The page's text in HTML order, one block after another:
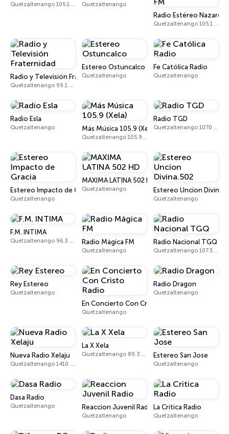
Quetzaltenango 105.1 FM Quetzaltenango
Radio Estéreo
Quetzaltenango 105.1 FM
Radio y Televisión Fraternidad
Quetzaltenango 99.1 FM
Estereo Ostuncalco
Quetzaltenango
Fe Católica Radio
Quetzaltenango
Radio Esla
Quetzaltenango Más Música 105.9 (Xela)
Quetzaltenango 105.9 FM
Radio TGD
Quetzaltenango 1070 AM
Estereo Impacto de Gracia
Quetzaltenango
MAXIMA LATINA 502 HD
Quetzaltenango Estereo Uncion
Quetzaltenango
F.M. INTIMA
Quetzaltenango 96.3 FM Radio Mágica FM
Quetzaltenango
Radio Nacional TGQ
Quetzaltenango 107.5 FM
Rey Estereo
Quetzaltenango
En Concierto Con Cristo Radio
Quetzaltenango
Radio Dragon
Quetzaltenango
Nueva Radio Xelaju
Quetzaltenango 1410 AM
La X Xela
Quetzaltenango 89.3 FM Estereo San Jose
Quetzaltenango
Dasa Radio
Quetzaltenango Reaccion Juvenil Radio
Quetzaltenango
La Critica Radio
Quetzaltenango